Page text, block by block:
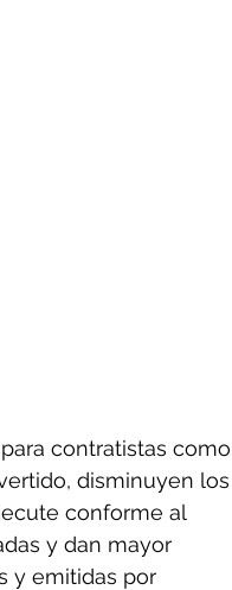
contratistas como
disminuyen los
conforme al
y dan mayor
y emitidas por